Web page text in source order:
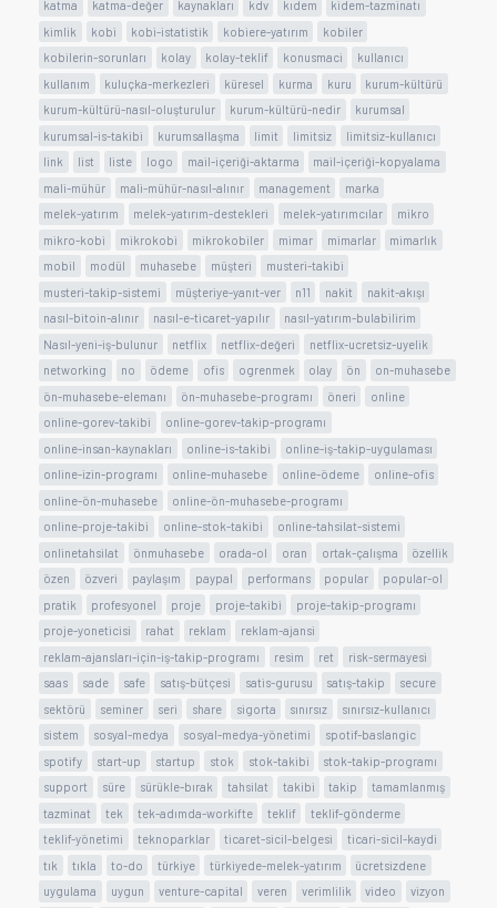
katma
katma-değer kaynakları kdv kıdem
kidem-tazminatı
kimlik
kobi kobi-istatistik kobiere-yatırım
kobiler
kobilerin-sorunları
kolay kolay-teklif konusmaci
kullanıcı
kullanım
kuluçka-merkezleri küresel kurma kuru
kurum-kültürü
kurum-kültürü-nasıl-oluşturulur
kurum-kültürü-nedir
kurumsal
kurumsal-is-takibi
kurumsallaşma limit limitsiz
limitsiz-kullanıcı
link
list liste logo mail-içeriği-aktarma
mail-içeriği-kopyalama
mali-mühür
mali-mühür-nasıl-alınır management
marka
melek-yatırım
melek-yatırım-destekleri melek-yatırımcılar
mikro
mikro-kobi
mikrokobi mikrokobiler mimar mimarlar
mimarlık
mobil
modül muhasebe müşteri
musteri-takibi
musteri-takip-sistemi
müşteriye-yanıt-ver n11 nakit
nakit-akışı
nasıl-bitoin-alınır
nasıl-e-ticaret-yapılır
nasıl-yatırım-bulabilirim
Nasıl-yeni-iş-bulunur
netflix netflix-değeri
netflix-ucretsiz-uyelik
networking
no ödeme ofis ogrenmek olay ön
on-muhasebe
ön-muhasebe-elemanı
ön-muhasebe-programı öneri
online
online-gorev-takibi
online-gorev-takip-programı
online-insan-kaynakları
online-is-takibi
online-iş-takip-uygulaması
online-izin-programı
online-muhasebe online-ödeme
online-ofis
online-ön-muhasebe
online-ön-muhasebe-programı
online-proje-takibi
online-stok-takibi
online-tahsilat-sistemi
onlinetahsilat
önmuhasebe orada-ol oran ortak-çalışma
özellik
özen
özveri paylaşım paypal performans popular
popular-ol
pratik
profesyonel proje proje-takibi
proje-takip-programı
proje-yoneticisi
rahat reklam
reklam-ajansi
reklam-ajansları-için-iş-takip-programı
resim ret
risk-sermayesi
saas
sade safe satış-bütçesi satis-gurusu satış-takip
secure
sektörü
seminer seri share sigorta sınırsız
sınırsız-kullanıcı
sistem
sosyal-medya sosyal-medya-yönetimi
spotif-baslangic
spotify
start-up startup stok stok-takibi
stok-takip-programı
support
süre sürükle-bırak tahsilat takibi takip
tamamlanmış
tazminat
tek tek-adımda-workifte teklif
teklif-gönderme
teklif-yönetimi
teknoparklar ticaret-sicil-belgesi
ticari-sicil-kaydi
tık
tıkla to-do türkiye türkiyede-melek-yatırım
ücretsizdene
uygulama
uygun venture-capital veren verimlilik video
vizyon